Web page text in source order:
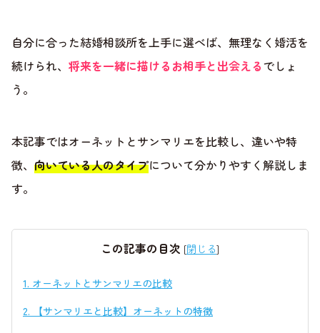
自分に合った結婚相談所を上手に選べば、無理なく婚活を
続けられ、 将来を一緒に描けるお相手と出会えるでしょ
う。
本記事ではオーネットとサンマリエを比較し、違いや特
徴、 向いている人のタイプについて分かりやすく解説しま
す。
この記事の目次 [閉じる]
1. オーネットとサンマリエの比較
2. 【サンマリエと比較】オーネットの特徴